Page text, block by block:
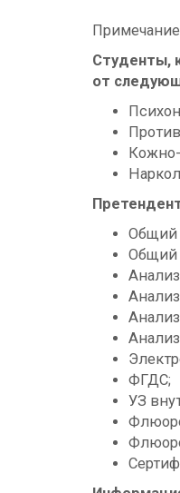
Студенты,
от
Общий
Общий
ФГДС;
УЗ